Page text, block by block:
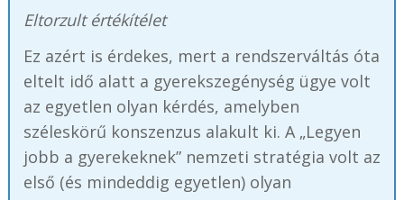
Eltorzult értékítélet
Ez azért is érdekes, mert a rendszerváltás óta
eltelt idő alatt a gyerekszegénység ügye volt
az egyetlen olyan kérdés, amelyben
széleskörű konszenzus alakult ki. A „Legyen
jobb a gyerekeknek” nemzeti stratégia volt az
első (és mindeddig egyetlen) olyan